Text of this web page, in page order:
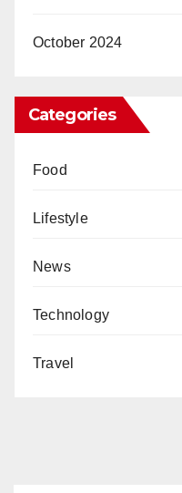
October 2024
Categories
Food
Lifestyle
News
Technology
Travel